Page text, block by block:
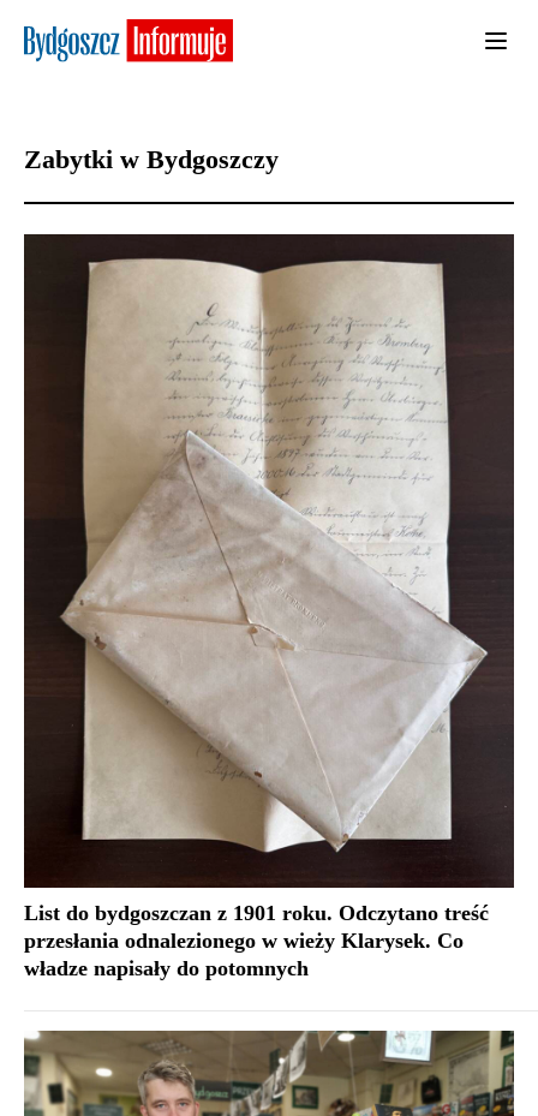
Zabytki w Bydgoszczy
List do bydgoszczan z 1901 roku. Odczytano treść
przesłania odnalezionego w wieży Klarysek. Co
władze napisały do potomnych